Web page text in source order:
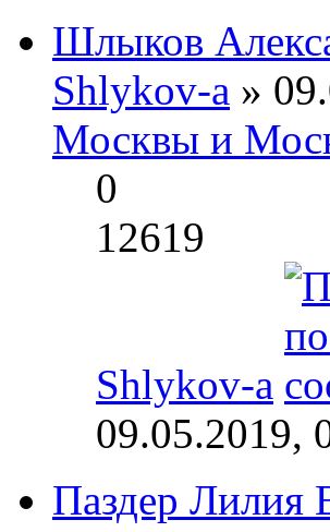
Шлыков
Shlykov-a »
Москвы и
0
12619
Shlykov-a
09.05.2019,
Паздер Лилия